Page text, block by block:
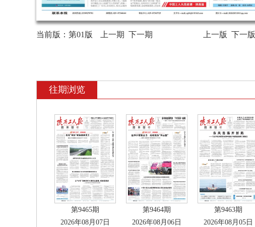
当前版： 第01版 上一期 下一期 上一版 下一版
往期浏览
第9465期
2026年08月07日
第9464期
2026年08月06日
第9463期
2026年08月05日